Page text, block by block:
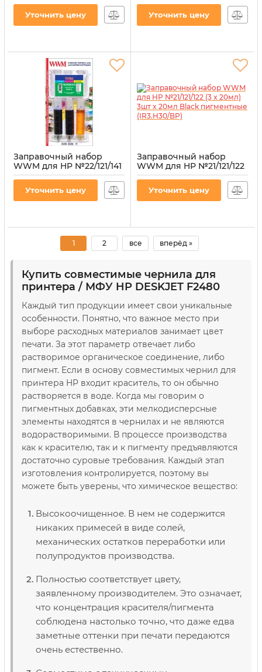
Уточнить цену
H34/C-2
Уточнить цену
Заправочный набор
WWM для HP №22/121/141
(3 x 20 мл) 3шт x 20 мл
C/M/Y водорастворимые
(IR3.H34/C)
Уточнить цену
Заправочный набор
WWM для HP №21/121/122
(3 x 20мл) 3шт x 20мл
(IR3.H30/BP)
Уточнить цену
1 2 все вперёд »
Купить совместимые чернила для
принтера / МФУ HP DESKJET F2480
Каждый тип продукции имеет свои уникальные
особенности. Понятно, что важное место при
выборе расходных материалов занимает цвет
печати. За этот параметр отвечает либо
растворимое органическое соединение, либо
пигмент. Если в основу совместимых чернил для
принтера HP входит краситель, то он обычно
растворяется в воде. Когда мы говорим о
пигментных добавках, эти мелкодисперсные
элементы находятся в чернилах и не являются
водорастворимыми. В процессе производства
как к красителю, так и к пигменту предъявляются
достаточно суровые требования. Каждый этап
изготовления контролируется, поэтому вы
можете быть уверены, что химическое вещество:
Высокоочищенное. В нем не содержится
никаких примесей в виде солей,
механических остатков переработки или
полупродуктов производства.
Полностью соответствует цвету,
заявленному производителем. Это означает,
что концентрация красителя/пигмента
соблюдена настолько точно, что даже едва
заметные оттенки при печати передаются
очень естественно.